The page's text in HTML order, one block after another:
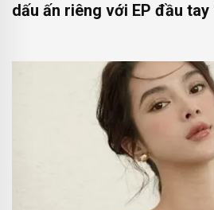
dấu ấn riêng với EP đầu tay